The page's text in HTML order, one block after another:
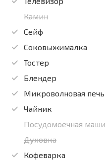
Камин
Сейф
Соковыжималка
Тостер
Блендер
Микроволновая печь
Чайник
Посудомоечная
Духовка
Кофеварка